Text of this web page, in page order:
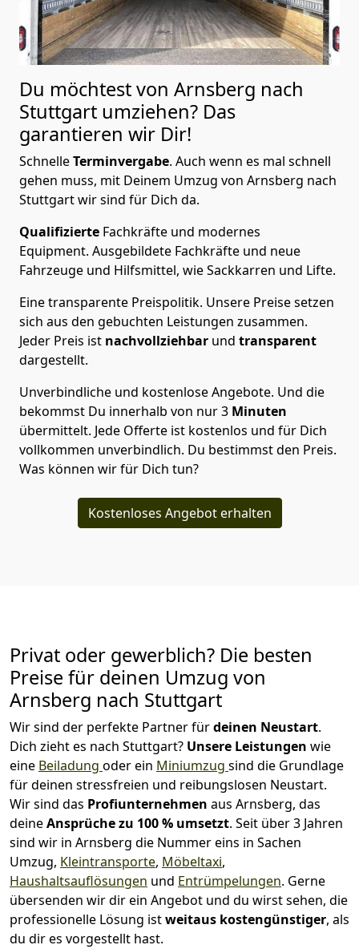
Du möchtest von Arnsberg nach
Stuttgart umziehen? Das
garantieren wir Dir!
SchnelleTerminvergabe. Auch wenn es mal schnell
gehen muss, mit Deinem Umzug von Arnsberg nach
Stuttgart wir sind für Dich da.
Qualifizierte Fachkräfte und modernes
Equipment. Ausgebildete Fachkräfte und neue
Fahrzeuge und Hilfsmittel, wie Sackkarren und Lifte.
Eine transparente Preispolitik. Unsere Preise setzen
sich aus den gebuchten Leistungen zusammen.
Jeder Preis ist nachvollziehbar und transparent
dargestellt.
Unverbindliche und kostenlose Angebote. Und die
bekommst Du innerhalb von nur3 Minuten
übermittelt. Jede Offerte ist kostenlos und für Dich
vollkommen unverbindlich. Du bestimmst den Preis.
Was können wir für Dich tun?
Kostenloses Angebot erhalten
Privat oder gewerblich? Die besten
Preise für deinen Umzug von
Arnsberg nach Stuttgart
Wir sind der perfekte Partner fürdeinen Neustart.
Dich zieht es nach Stuttgart? Unsere Leistungen wie
eine Beiladung oder ein Miniumzug sind die Grundlage
für deinen stressfreien und reibungslosen Neustart.
Wir sind das Profiunternehmen aus Arnsberg, das
deineAnsprüche zu 100 % umsetzt. Seit über 3 Jahren
sind wir in Arnsberg die Nummer eins in Sachen
Umzug, Kleintransporte, Möbeltaxi,
Haushaltsauflösungen und Entrümpelungen. Gerne
übersenden wir dir ein Angebot und du wirst sehen, die
professionelle Lösung istweitaus kostengünstiger, als
du dir es vorgestellt hast.